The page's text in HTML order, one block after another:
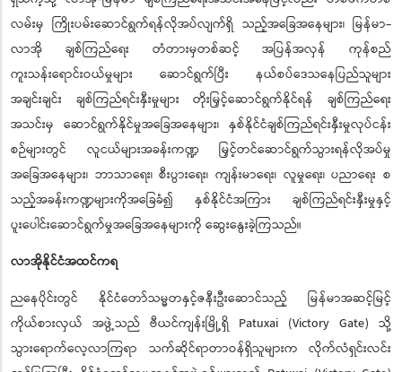
လမ်းမှ ကြိုးပမ်းဆောင်ရွက်ရန်လိုအပ်လျက်ရှိ သည့်အခြေအနေများ၊ မြန်မာ-
လာအို ချစ်ကြည်ရေး တံတားမှတစ်ဆင့် အပြန်အလှန် ကုန်စည်
ကူးသန်းရောင်းဝယ်မှုများ ဆောင်ရွက်ပြီး နယ်စပ်ဒေသနေပြည်သူများ
အချင်းချင်း ချစ်ကြည်ရင်းနှီးမှုများ တိုးမြှင့်ဆောင်ရွက်နိုင်ရန် ချစ်ကြည်ရေး
အသင်းမှ ဆောင်ရွက်နိုင်မှုအခြေအနေများ၊ နှစ်နိုင်ငံချစ်ကြည်ရင်းနှီးမှုလုပ်ငန်း
စဉ်များတွင် လူငယ်များအခန်းကဏ္ဍ မြှင့်တင်ဆောင်ရွက်သွားရန်လိုအပ်မှု
အခြေအနေများ၊ ဘာသာရေး၊ စီးပွားရေး၊ ကျန်းမာရေး၊ လူမှုရေး၊ ပညာရေး စ
သည့်အခန်းကဏ္ဍများကိုအခြေခံ၍ နှစ်နိုင်ငံအကြား ချစ်ကြည်ရင်းနှီးမှုနှင့်
ပူးပေါင်းဆောင်ရွက်မှုအခြေအနေများကို ဆွေးနွေးခဲ့ကြသည်။
လာအိုနိုင်ငံအထင်ကရ
ညနေပိုင်းတွင် နိုင်ငံတော်သမ္မတနှင့်ဇနီးဦးဆောင်သည့် မြန်မာအဆင့်မြင့်
ကိုယ်စားလှယ် အဖွဲ့သည် ဗီယင်ကျန်းမြို့ရှိ Patuxai (Victory Gate) သို
သွားရောက်လေ့လာကြရာ သက်ဆိုင်ရာတာဝန်ရှိသူများက လိုက်လံရှင်းလင်း